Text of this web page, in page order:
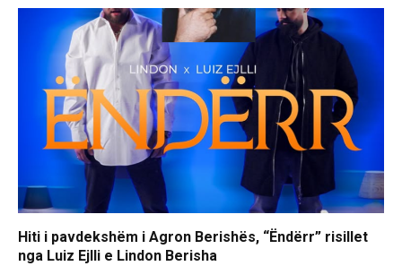
Hiti i pavdekshëm i Agron Berishës, “Ëndërr” risillet
nga Luiz Ejlli e Lindon Berisha